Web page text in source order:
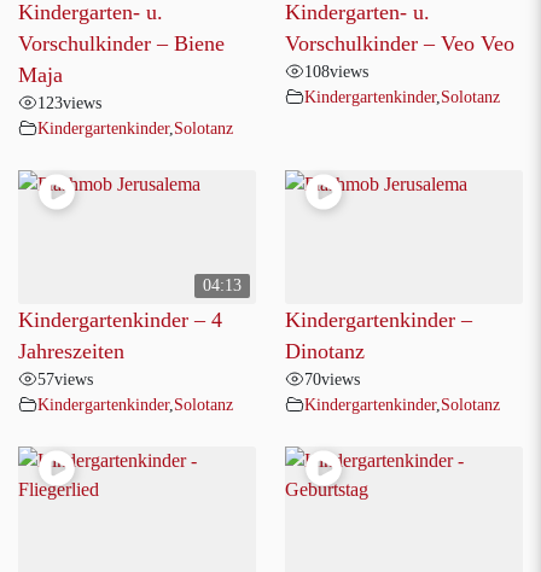
Kindergarten- u.
Vorschulkinder – Biene
Maja
123views
Kindergartenkinder, Solotanz
Kindergarten- u.
Vorschulkinder – Veo Veo
108views
Kindergartenkinder, Solotanz
04:13
Kindergartenkinder – 4
Jahreszeiten
57views
Kindergartenkinder, Solotanz
Kindergartenkinder –
Dinotanz
70views
Kindergartenkinder, Solotanz